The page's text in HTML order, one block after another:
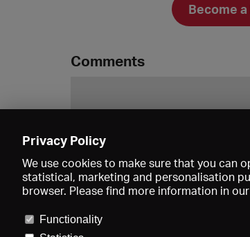
Become
Comments
Privacy Policy
We use cookies to make sure that you can
statistical, marketing and personalisation
browser. Please find more information in our
Functionality